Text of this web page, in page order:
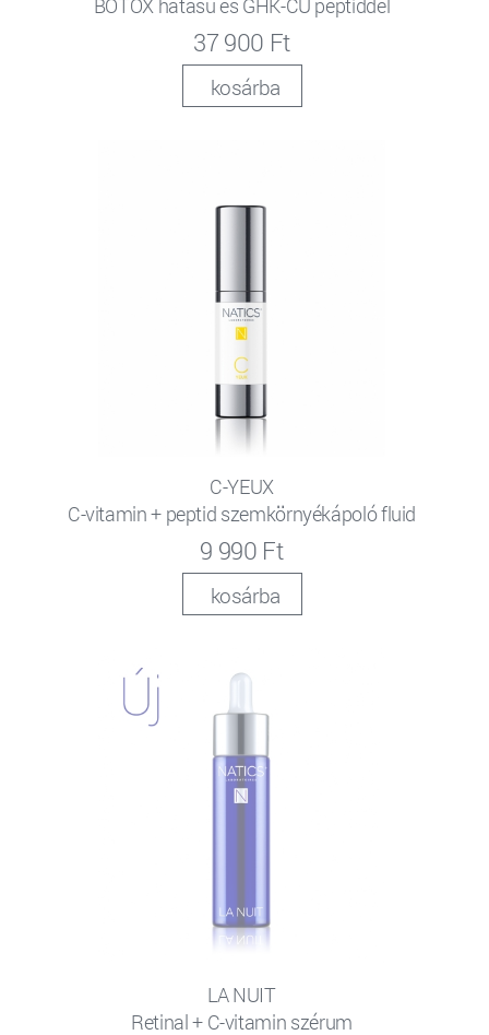
BOTOX hatású és GHK-CU peptiddel
37 900 Ft
kosárba
C-YEUX
C-vitamin + peptid szemkörnyékápoló fluid
9 990 Ft
kosárba
LA NUIT
Retinal + C-vitamin szérum